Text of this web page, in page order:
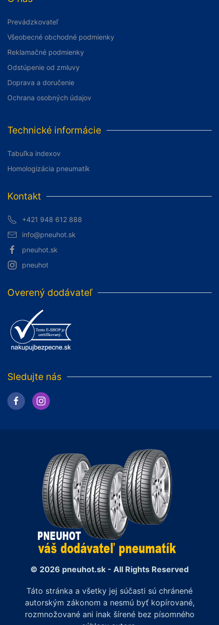
Prevádzkovateľ
Všeobecné obchodné podmienky
Reklamačné podmienky
Odstúpenie od zmluvy
Doprava a doručenie
Ochrana osobných údajov
Technické informácie
Tabuľka indexov
Homologizácia pneumatík
Kontakt
+421 948 612 888
info@pneuhot.sk
pneuhot.sk
pneuhot
Overený dodávateľ
Sledujte nás
© 2026 pneuhot.sk - All Rights Reserved
Táto stránka a všetky jej súčasti sú chránené
autorským zákonom a nesmú byť kopírované,
rozmnožované ani inak šírené bez písomného